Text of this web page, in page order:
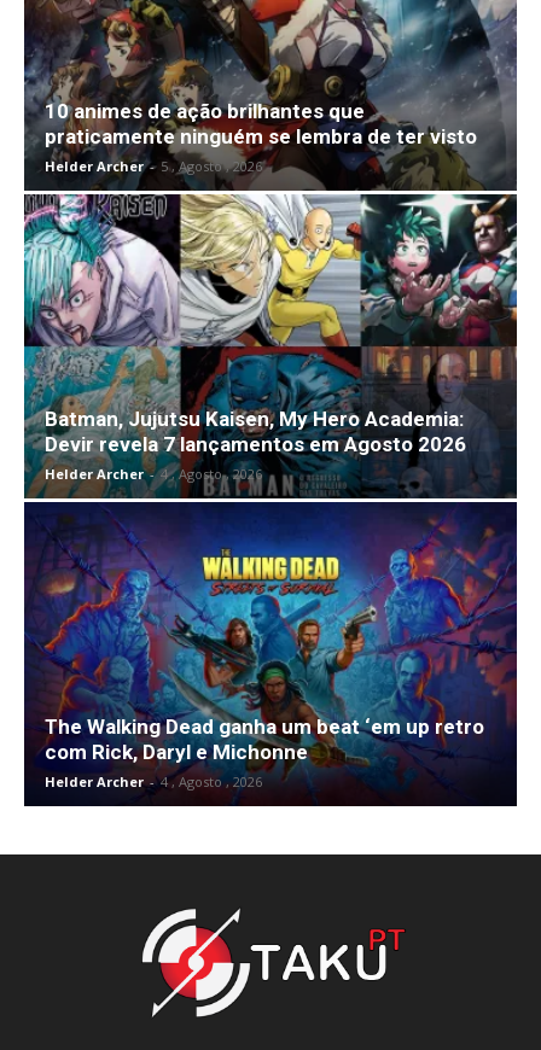
10 animes de ação brilhantes que
praticamente ninguém se lembra de ter visto
Helder Archer - 5 , Agosto , 2026
Batman, Jujutsu Kaisen, My Hero Academia:
Devir revela 7 lançamentos em Agosto 2026
Helder Archer - 4 , Agosto , 2026
The Walking Dead ganha um beat ‘em up retro
com Rick, Daryl e Michonne
Helder Archer - 4 , Agosto , 2026